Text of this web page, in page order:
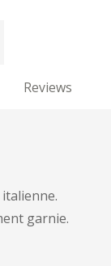
Reviews
garnie.